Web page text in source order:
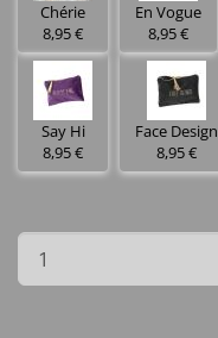
Chérie
8,95 €
En Vogue
8,95 €
Say Hi
8,95 €
Face Design
8,95 €